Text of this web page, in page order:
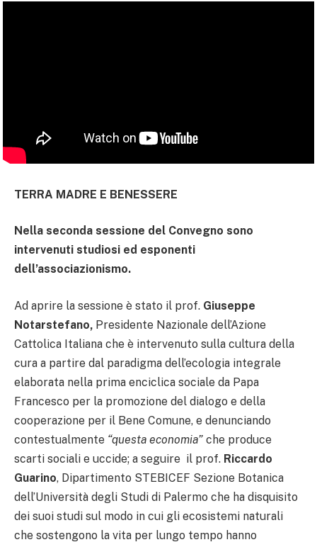
TERRA MADRE E BENESSERE
Nella seconda sessione del Convegno sono
intervenuti studiosi ed esponenti
dell’associazionismo.
Ad aprire la sessione è stato il prof. Giuseppe
Notarstefano, Presidente Nazionale dell’Azione
Cattolica Italiana che è intervenuto sulla cultura della
cura a partire dal paradigma dell’ecologia integrale
elaborata nella prima enciclica sociale da Papa
Francesco per la promozione del dialogo e della
cooperazione per il Bene Comune, e denunciando
contestualmente “questa economia” che produce
scarti sociali e uccide; a seguire il prof. Riccardo
Guarino, Dipartimento STEBICEF Sezione Botanica
dell’Università degli Studi di Palermo che ha disquisito
dei suoi studi sul modo in cui gli ecosistemi naturali
che sostengono la vita per lungo tempo hanno